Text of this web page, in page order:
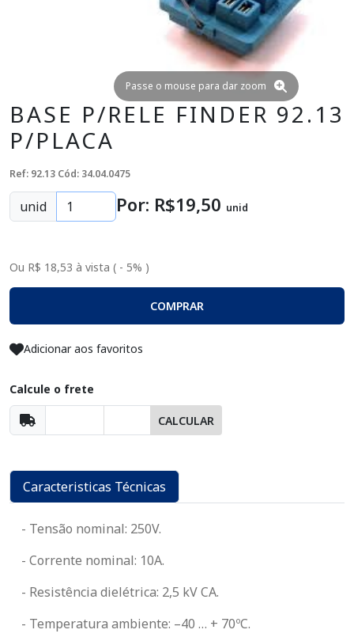
Passe o mouse para dar zoom
BASE P/RELE FINDER 92.13
P/PLACA
Ref: 92.13 Cód: 34.04.0475
unid Por: R$19,50 unid
Ou R$ 18,53 à vista ( - 5% )
COMPRAR
Adicionar aos favoritos
Calcule o frete
CALCULAR
Caracteristicas Técnicas
- Tensão nominal: 250V.
- Corrente nominal: 10A.
- Resistência dielétrica: 2,5 kV CA.
- Temperatura ambiente: –40 … + 70ºC.